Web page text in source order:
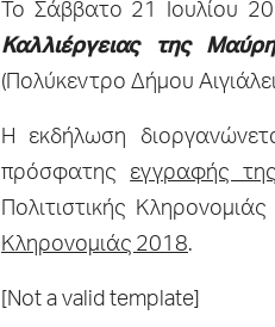
Το Σάββατο 21 Ιουλίου
Καλλιέργειας της
(Πολύκεντρο Δήμου
Η εκδήλωση
πρόσφατης εγγραφής
Πολιτιστικής
Κληρονομιάς 2018.
[Not a valid template]